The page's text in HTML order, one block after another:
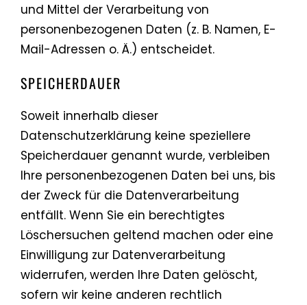
und Mittel der Verarbeitung von
personenbezogenen Daten (z. B. Namen, E-
Mail-Adressen o. Ä.) entscheidet.
SPEICHERDAUER
Soweit innerhalb dieser
Datenschutzerklärung keine speziellere
Speicherdauer genannt wurde, verbleiben
Ihre personenbezogenen Daten bei uns, bis
der Zweck für die Datenverarbeitung
entfällt. Wenn Sie ein berechtigtes
Löschersuchen geltend machen oder eine
Einwilligung zur Datenverarbeitung
widerrufen, werden Ihre Daten gelöscht,
sofern wir keine anderen rechtlich